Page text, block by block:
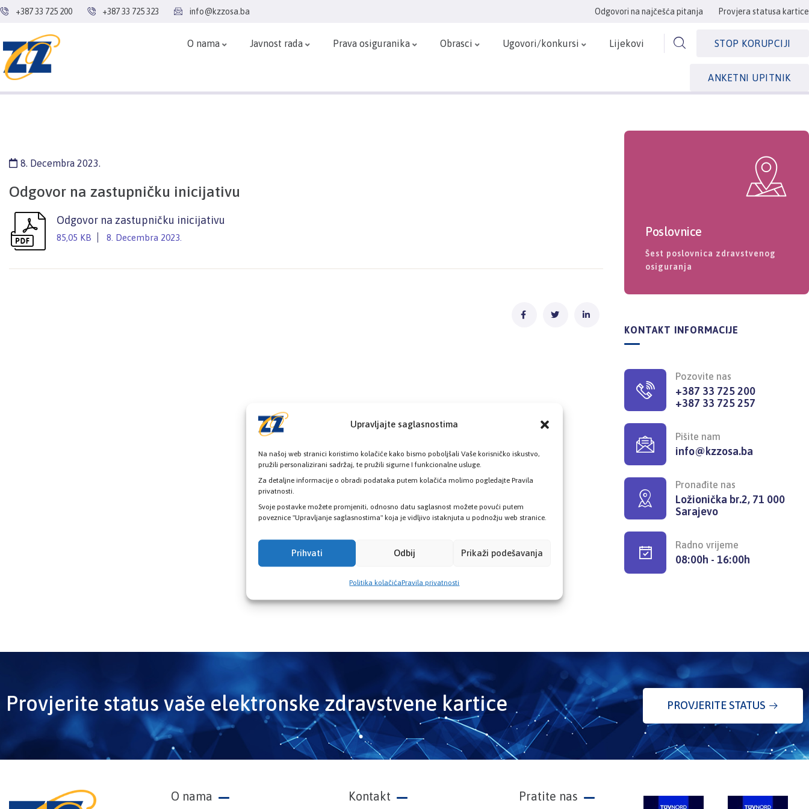
Upravljajte saglasnostima
Na našoj web stranici koristimo kolačiće kako bismo poboljšali Vaše korisničko iskustvo,
pružili personalizirani sadržaj, te pružili sigurne I funkcionalne usluge.
Za detaljne informacije o obradi podataka putem kolačića molimo pogledajte Pravila
privatnosti.
Svoje postavke možete promjeniti, odnosno datu saglasnost možete povući putem
poveznice "Upravljanje saglasnostima" koja je vidljivo istaknjuta u podnožju web stranice.
Prihvati Odbij Prikaži podešavanja
Politika kolačićaPravila privatnosti
+387 33 725 200 +387 33 725 323 info@kzzosa.ba Odgovori na najčešća pitanja Provjera statusa kartice
O nama Javnost rada Prava osiguranika Obrasci Ugovori/konkursi Lijekovi STOP KORUPCIJI
ANKETNI UPITNIK
8. Decembra 2023.
Odgovor na zastupničku inicijativu
Odgovor na zastupničku inicijativu
85,05 KB 8. Decembra 2023. Poslovnice
Šest poslovnica zdravstvenog
osiguranja
KONTAKT INFORMACIJE
Pozovite nas
+387 33 725 200
+387 33 725 257
Pišite nam
info@kzzosa.ba
Pronađite nas
Ložionička br.2, 71 000
Sarajevo
Radno vrijeme
08:00h - 16:00h
Provjerite status vaše elektronske zdravstvene kartice PROVJERITE STATUS
O nama Kontakt Pratite nas